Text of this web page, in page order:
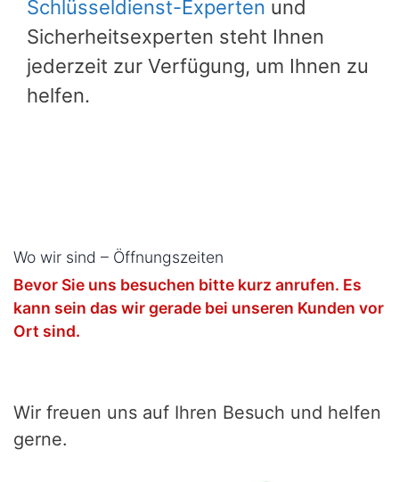
Schlüsseldienst-Experten und
Sicherheitsexperten steht Ihnen
jederzeit zur Verfügung, um Ihnen zu
helfen.
Wo wir sind – Öffnungszeiten
Bevor Sie uns besuchen bitte kurz anrufen. Es
kann sein das wir gerade bei unseren Kunden vor
Ort sind.
Wir freuen uns auf Ihren Besuch und helfen
gerne.